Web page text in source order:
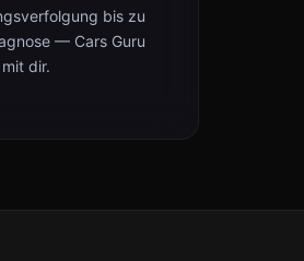
bis zu
— Cars Guru
dir.